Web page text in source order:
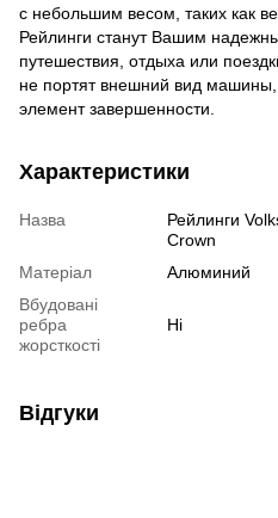
с небольшим весом, таких как
Рейлинги станут Вашим
путешествия, отдыха или
не портят внешний вид
элемент завершенности.
Характеристики
Назва
Рейлинги
Crown
Матеріал
Алюминий
Вбудовані
ребра
жорсткості
Ні
Відгуки